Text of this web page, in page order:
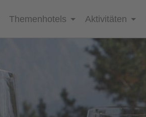
Themenhotels Aktivitäten